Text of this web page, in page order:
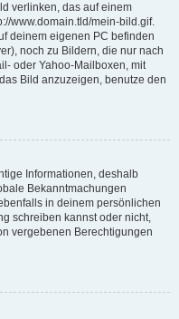
verlinken, das auf einem
www.domain.tld/mein-bild.gif.
deinem eigenen PC befinden
noch zu Bildern, die nur nach
oder Yahoo-Mailboxen, mit
Bild anzuzeigen, benutze den
Informationen, deshalb
Bekanntmachungen
in deinem persönlichen
schreiben kannst oder nicht,
vergebenen Berechtigungen